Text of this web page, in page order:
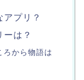
アプリ？
ーは？
ろから物語は